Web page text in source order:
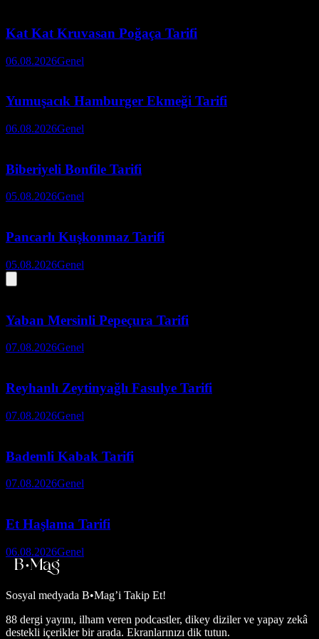
Kat Kat Kruvasan Poğaça Tarifi
06.08.2026Genel
Yumuşacık Hamburger Ekmeği Tarifi
06.08.2026Genel
Biberiyeli Bonfile Tarifi
05.08.2026Genel
Pancarlı Kuşkonmaz Tarifi
05.08.2026Genel
Yaban Mersinli Pepeçura Tarifi
07.08.2026Genel
Reyhanlı Zeytinyağlı Fasulye Tarifi
07.08.2026Genel
Bademli Kabak Tarifi
07.08.2026Genel
Et Haşlama Tarifi
06.08.2026Genel
Sosyal medyada B•Mag’i Takip Et!
88 dergi yayını, ilham veren podcastler, dikey diziler ve yapay zekâ
destekli içerikler bir arada. Ekranlarınızı dik tutun.